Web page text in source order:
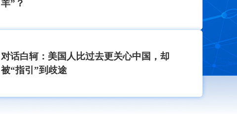
羊”？
对话白轲：美国人比过去更关心中国，却
被“指引”到歧途